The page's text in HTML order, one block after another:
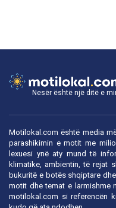
Nesër është një ditë e
Motilokal.com është media
parashikimin e motit me
lexuesi ynë aty mund të
klimatike, ambientin, të rejat
bukuritë e botës shqiptare
motit dhe temat e larmishme
motilokal.com si referencën